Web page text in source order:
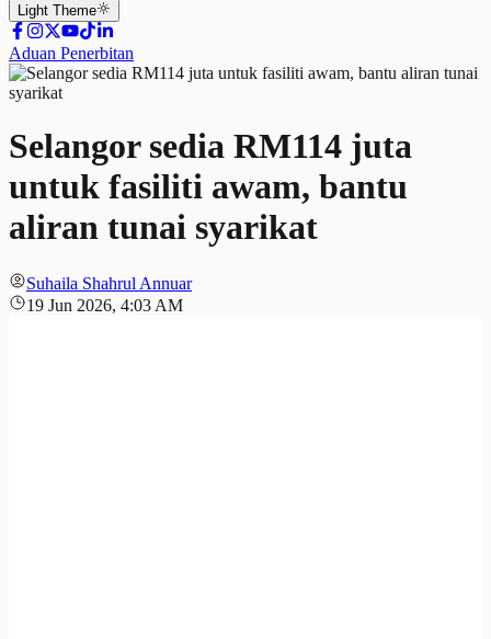
Light Theme
Aduan Penerbitan
Selangor sedia RM114 juta
untuk fasiliti awam, bantu
aliran tunai syarikat
Suhaila Shahrul Annuar
19 Jun 2026, 4:03 AM